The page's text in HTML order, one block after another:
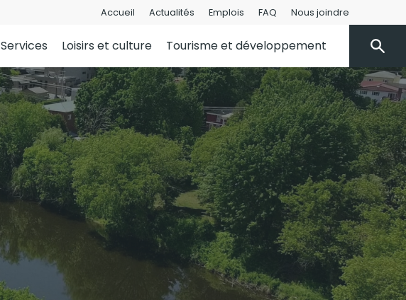
Accueil Actualités Emplois FAQ Nous joindre
Services Loisirs et culture Tourisme et développement